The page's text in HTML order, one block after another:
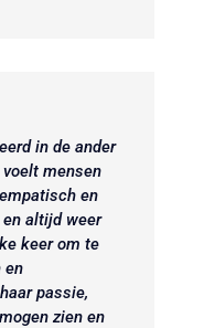
in de ander
mensen
en
altijd weer
keer om te
en
passie,
zien en